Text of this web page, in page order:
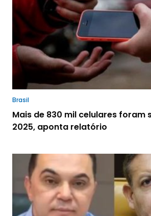
Brasil
Mais de 830 mil celulares foram
2025, aponta relatório